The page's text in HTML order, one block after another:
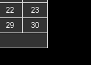
22
23
29
30